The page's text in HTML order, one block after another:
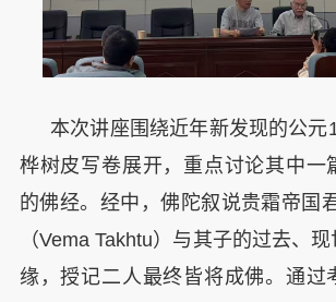
本次讲座围绕近年新发现的公元
桦树皮写卷展开，重点讨论其中一
的佛经。经中，佛陀叙说贵霜帝国
（Vema Takhtu）与其子的过去、
缘，授记二人最终皆将成佛。通过